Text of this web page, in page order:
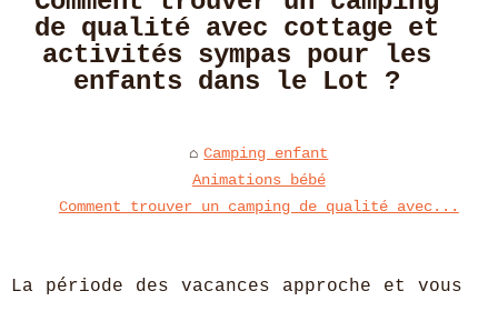
de qualité avec cottage et
activités sympas pour les
enfants dans le Lot ?
Camping enfant
Animations bébé
Comment trouver un camping de qualité avec...
La période des vacances approche et vous